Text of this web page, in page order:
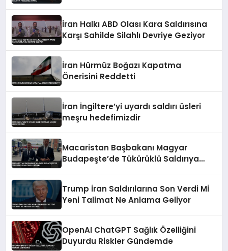
İran Halkı ABD Olası Kara Saldırısına
Karşı Sahilde Silahlı Devriye Geziyor
İran Hürmüz Boğazı Kapatma
Önerisini Reddetti
İran İngiltere’yi uyardı saldırı üsleri
meşru hedefimizdir
Macaristan Başbakanı Magyar
Budapeşte’de Tükürüklü Saldırıya
Trump İran Saldırılarına Son Verdi Mİ
Yeni Talimat Ne Anlama Geliyor
OpenAI ChatGPT Sağlık Özelliğini
Duyurdu Riskler Gündemde